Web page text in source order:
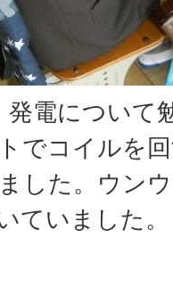
発電について
でコイルを
した。ウン
ていました。